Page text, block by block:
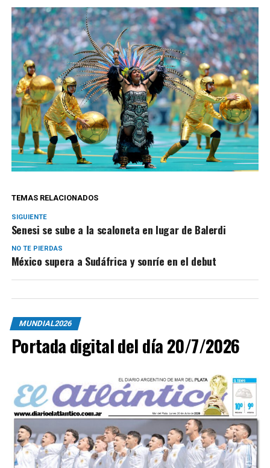
TEMAS RELACIONADOS
SIGUIENTE
Senesi se sube a la scaloneta en lugar de Balerdi
NO TE PIERDAS
México supera a Sudáfrica y sonríe en el debut
MUNDIAL2026
Portada digital del día 20/7/2026